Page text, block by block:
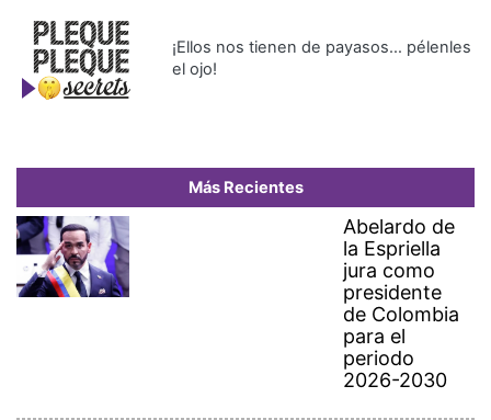
¡Ellos nos tienen de payasos… pélenles
el ojo!
Más Recientes
Abelardo de
la Espriella
jura como
presidente
de Colombia
para el
periodo
2026-2030